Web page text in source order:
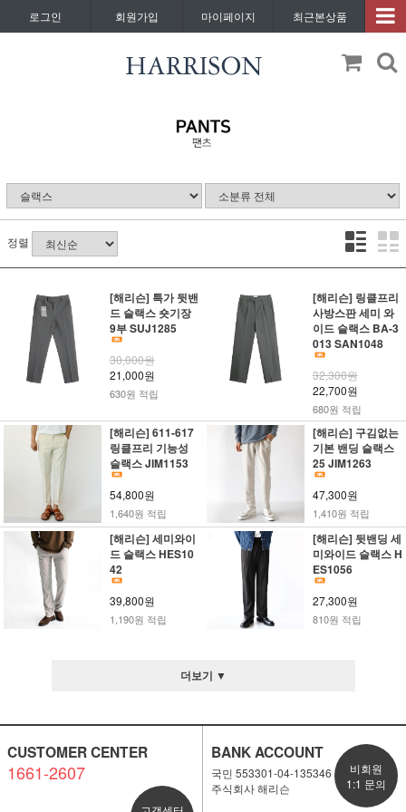
로그인 회원가입 마이페이지 최근본상품
정렬
[해리슨] 특가 뒷밴
드 슬랙스 숏기장
9부 SUJ1285
30,000원
21,000원
630원 적립
[해리슨] 링클프리
사방스판 세미 와
이드 슬랙스 BA-3
013 SAN1048
32,300원
22,700원
680원 적립
[해리슨] 611-617
링클프리 기능성
슬랙스 JIM1153
54,800원
1,640원 적립
[해리슨] 구김없는
기본 밴딩 슬랙스
25 JIM1263
47,300원
1,410원 적립
[해리슨] 세미와이
드 슬랙스 HES10
42
39,800원
1,190원 적립
[해리슨] 뒷밴딩 세
미와이드 슬랙스 H
ES1056
27,300원
810원 적립
더보기 ▼
CUSTOMER CENTER
1661-2607
BANK ACCOUNT
국민 553301-04-135346
주식회사 해리슨
비회원
1:1 문의